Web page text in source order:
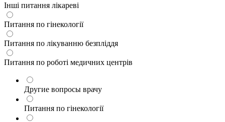
Інші питання лікареві
Питання по гінекології
Питання по лікуванню безпліддя
Питання по роботі медичних центрів
Другие вопросы врачу
Питання по гінекології